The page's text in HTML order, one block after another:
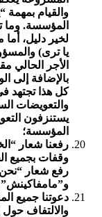
والقيام
المؤسسة. وما
لخير دليل،
يا ترى)
الأجر الحالي
بالإضافة إلى
كل هذا تجتهد
والتعويضات
يستنزفون
المؤسسة؛
رفعنا شعار
وقفات بجميع
رفع شعار “
و”مامفاكينش
دعوتنا جميع
والالتفاف